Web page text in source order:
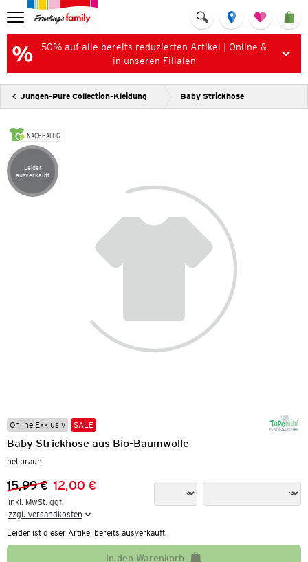
50% auf alle bereits reduzierten Artikel | Online &
in unseren Filialen
Jungen-Pure Collection-Kleidung Baby Strickhose
NACHHALTIG
Artikel leider ausverkauft
Leider
ausverkauft
Online Exklusiv SALE
Baby Strickhose aus Bio-Baumwolle
hellbraun
Vorheriger Preis:
15,99 €
Neuer Preis:
12,00 €
inkl. MwSt. ggf.
zzgl. Versandkosten
Leider ist dieser Artikel bereits ausverkauft.
In den Warenkorb